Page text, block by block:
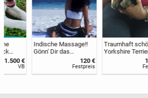
Indische Massage!!
Gönn' Dir das
Besondere!
Traumhaft schöne
Yorkshire Terrier
Babys